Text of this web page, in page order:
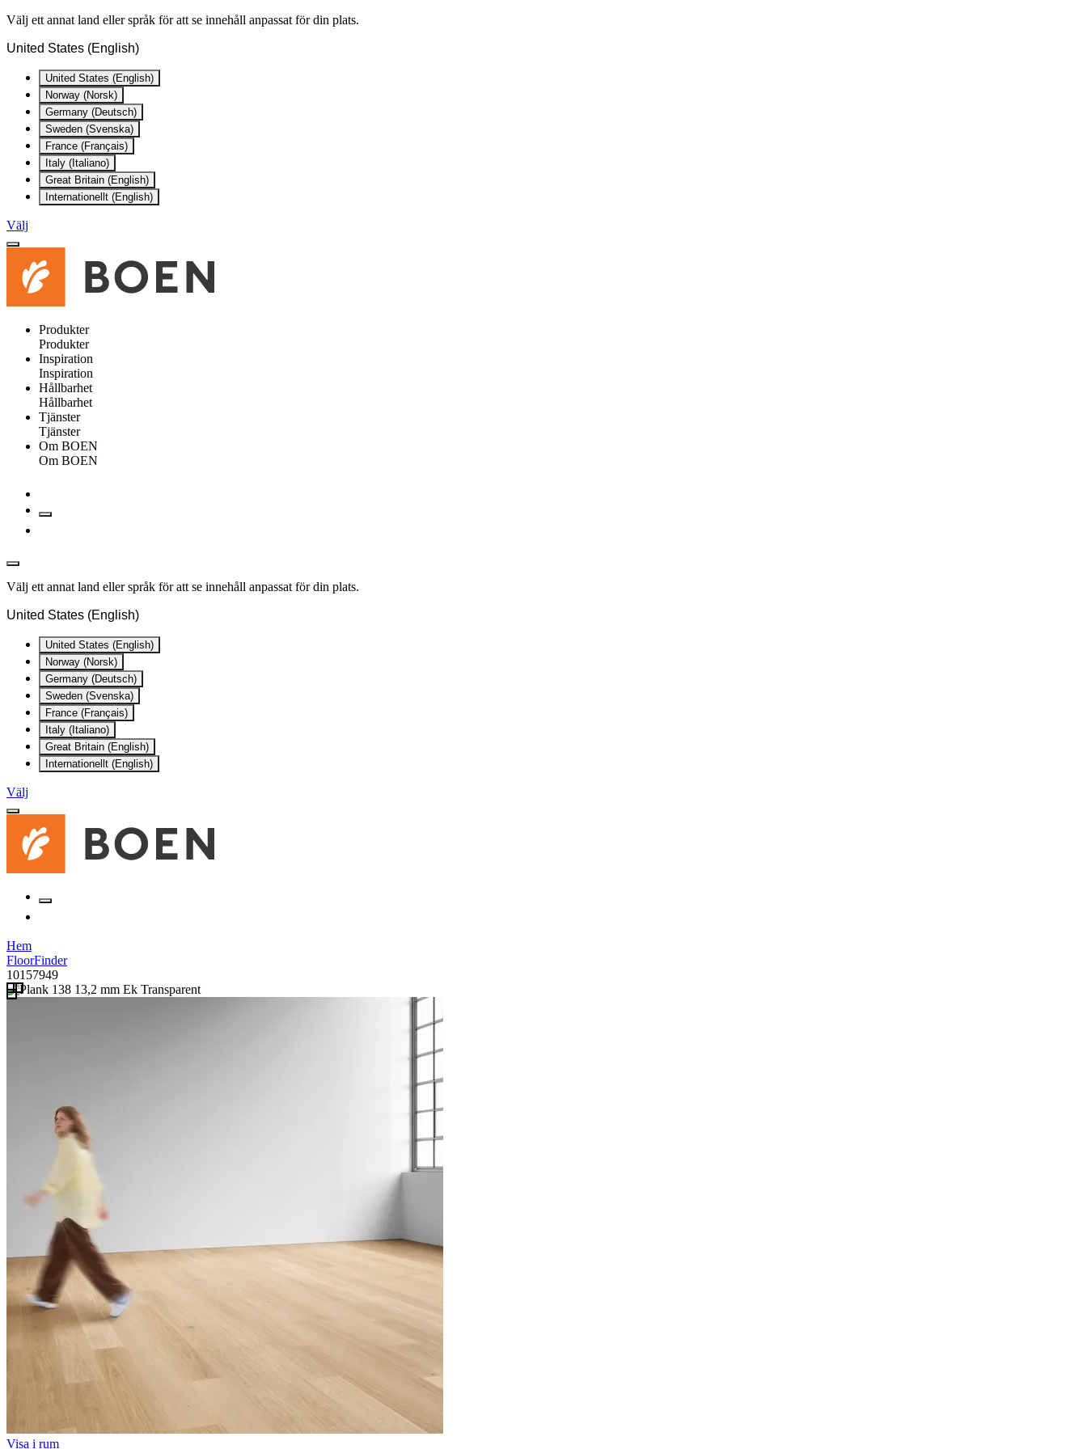
Välj ett annat land eller språk för att se innehåll anpassat för din plats.
United States (English)
United States (English)
Norway (Norsk)
Germany (Deutsch)
Sweden (Svenska)
France (Français)
Italy (Italiano)
Great Britain (English)
Internationellt (English)
Välj
Produkter
Produkter
Inspiration
Inspiration
Hållbarhet
Hållbarhet
Tjänster
Tjänster
Om BOEN
Om BOEN
Välj ett annat land eller språk för att se innehåll anpassat för din plats.
United States (English)
United States (English)
Norway (Norsk)
Germany (Deutsch)
Sweden (Svenska)
France (Français)
Italy (Italiano)
Great Britain (English)
Internationellt (English)
Välj
Hem
FloorFinder
10157949
Visa i rum